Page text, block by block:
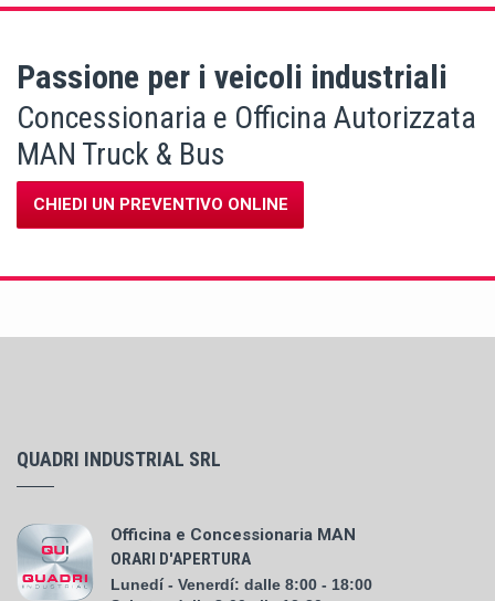
Passione per i veicoli industriali
Concessionaria e Officina Autorizzata
MAN Truck & Bus
CHIEDI UN PREVENTIVO ONLINE
QUADRI INDUSTRIAL SRL
Officina e Concessionaria MAN
ORARI D'APERTURA
Lunedí - Venerdí: dalle 8:00 - 18:00